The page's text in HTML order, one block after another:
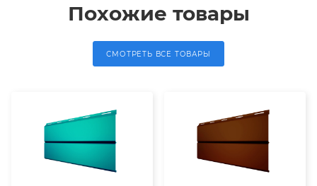
Похожие товары
СМОТРЕТЬ ВСЕ ТОВАРЫ